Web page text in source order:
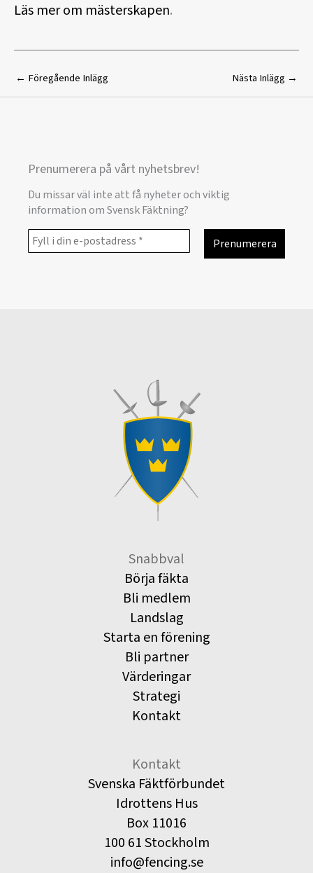
Läs mer om mästerskapen.
← Föregående Inlägg Nästa Inlägg →
Prenumerera på vårt nyhetsbrev!
Du missar väl inte att få nyheter och viktig
information om Svensk Fäktning?
Snabbval
Börja fäkta
Bli medlem
Landslag
Starta en förening
Bli partner
Värderingar
Strategi
Kontakt
Kontakt
Svenska Fäktförbundet
Idrottens Hus
Box 11016
100 61 Stockholm
info@fencing.se